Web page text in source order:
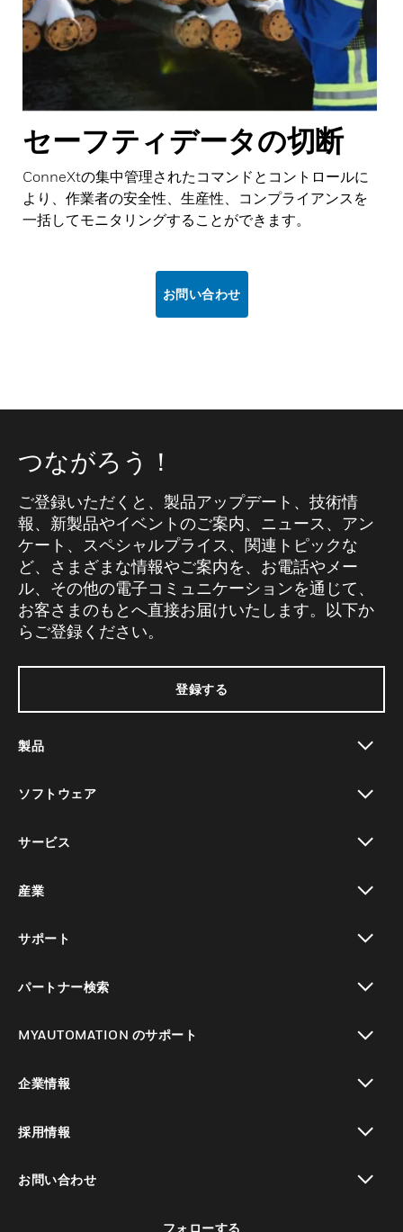
セーフティデータの切断
ConneXtの集中管理されたコマンドとコントロールに
より、作業者の安全性、生産性、コンプライアンスを
一括してモニタリングすることができます。
お問い合わせ
つながろう！
ご登録いただくと、製品アップデート、技術情
報、新製品やイベントのご案内、ニュース、アン
ケート、スペシャルプライス、関連トピックな
ど、さまざまな情報やご案内を、お電話やメー
ル、その他の電子コミュニケーションを通じて、
お客さまのもとへ直接お届けいたします。以下か
らご登録ください。
登録する
製品
ソフトウェア
サービス
産業
サポート
パートナー検索
MYAUTOMATION のサポート
企業情報
採用情報
お問い合わせ
フォローする